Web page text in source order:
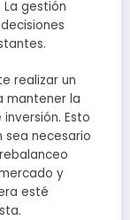
gestión
realizar un
mantener la
Esto
sea necesario
y
esté